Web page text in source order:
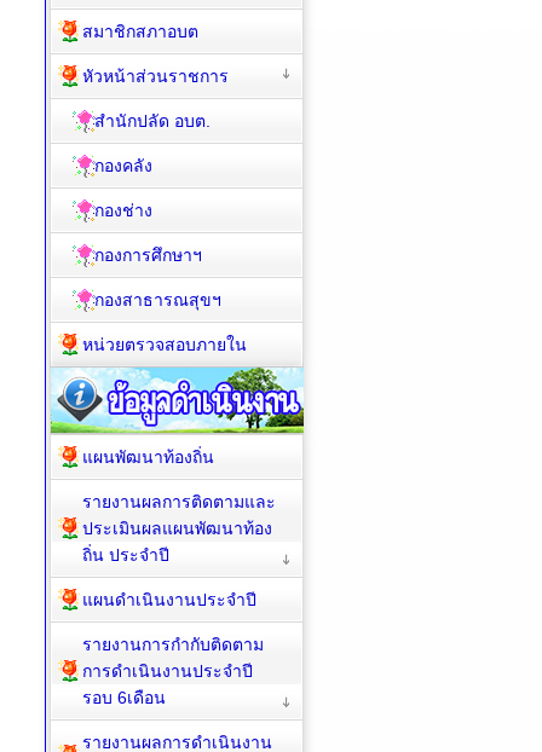
สมาชิกสภาอบต
หัวหน้าส่วนราชการ
สำนักปลัด อบต.
กองคลัง
กองช่าง
กองการศึกษาฯ
กองสาธารณสุขฯ
หน่วยตรวจสอบภายใน
แผนพัฒนาท้องถิ่น
รายงานผลการติดตามและ
ประเมินผลแผนพัฒนาท้อง
ถิ่น ประจำปี
แผนดำเนินงานประจำปี
รายงานการกำกับติดตาม
การดำเนินงานประจำปี
รอบ 6เดือน
รายงานผลการดำเนินงาน